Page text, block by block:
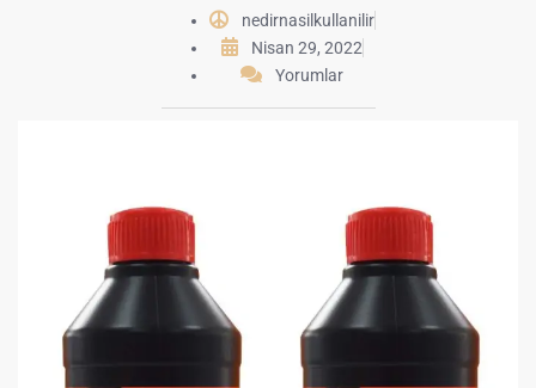
nedirnasilkullanilir
Nisan 29, 2022
Yorumlar